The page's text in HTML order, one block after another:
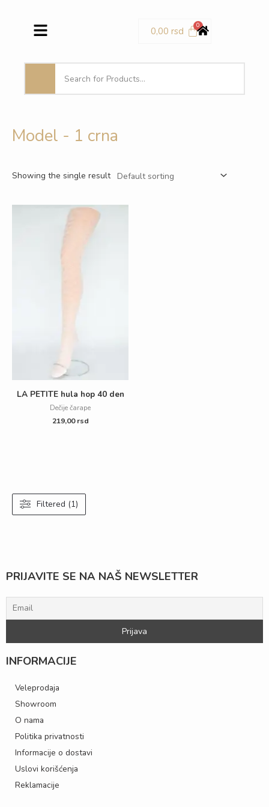
Menu 0,00rsd
Filtered (1)
Model - 1 crna
Showing the single result
LA PETITE hula hop 40 den
Dečije čarape
219,00rsd
INFORMACIJE
Veleprodaja
Showroom
O nama
Politika privatnosti
Informacije o dostavi
Uslovi korišćenja
Reklamacije
PRIJAVITE SE NA NAŠ NEWSLETTER